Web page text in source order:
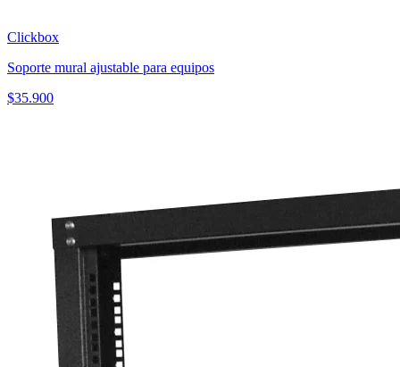
Clickbox
Soporte mural ajustable para equipos
$35.900